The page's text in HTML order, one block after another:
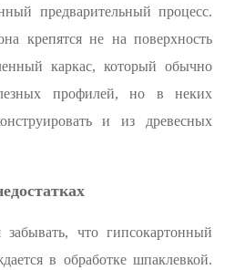
предварительный процесс.
крепятся не на поверхность
каркас, который обычно
профилей, но в неких
и из древесных
что гипсокартонный
в обработке шпаклевкой.